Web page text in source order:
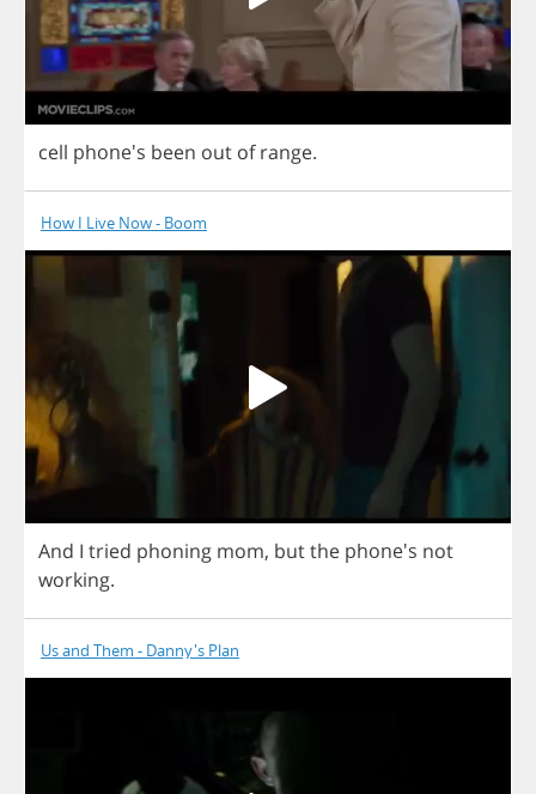
cell phone's been out of range.
How I Live Now - Boom
And I tried phoning mom, butthe phone's not
working.
Us and Them - Danny's Plan